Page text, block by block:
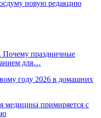
новую редакцию
Почему праздничные
для…
году 2026 в домашних
медицина примиряется с